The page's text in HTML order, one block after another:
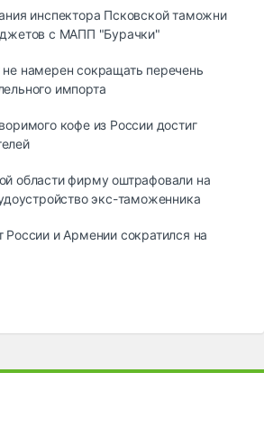
инспектора Псковской таможни
с МАПП "Бурачки"
намерен сокращать перечень
импорта
кофе из России достиг
области фирму оштрафовали на
экс-таможенника
России и Армении сократился на